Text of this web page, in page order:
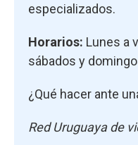
especializados.
Horarios: Lunes a
sábados y
¿Qué hacer ante
Red Uruguaya de